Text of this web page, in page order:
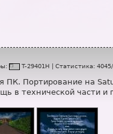
T-29401H Статистика: 4045/
Портирование на
в технической части